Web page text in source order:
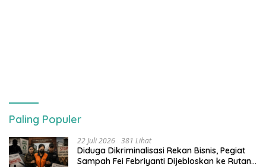
Paling Populer
22 Juli 2026 381 Lihat
Diduga Dikriminalisasi Rekan Bisnis, Pegiat
Sampah Fei Febriyanti Dijebloskan ke Rutan